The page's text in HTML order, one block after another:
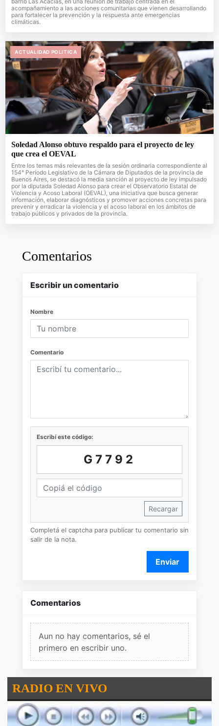
acompañamiento a las acciones comunitarias que vienen desarrollando
para fortalecer la prevención y la respuesta ante emergencias
climáticas.
ACTUALIDAD POLITICA
Soledad Alonso obtuvo respaldo para el proyecto de ley
que crea el OEVAL
Entre los temas más relevantes de la sesión ordinaria correspondiente al
154° Período Legislativo de la Cámara de Diputados de la provincia de
Buenos Aires, se destacó la media sanción al proyecto de ley impulsado
por la diputada Soledad Alonso para crear el Observatorio Estatal de
Violencia y Acoso Laboral (OEVAL), una iniciativa que busca generar
información, elaborar diagnósticos y promover acciones concretas para
prevenir y erradicar la violencia y el acoso laboral en los ámbitos de
trabajo públicos y privados de la provincia.
Comentarios
Escribir un comentario
Nombre
Comentario
Escribí este código:
G7792
Recargar
Completá el captcha para publicar tu comentario sin
salir de la nota.
Enviar
Comentarios
Aun no hay comentarios, sé el
primero en escribir uno.
RADIO EN VIVO